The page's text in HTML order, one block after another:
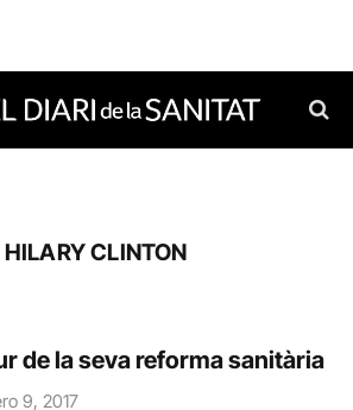
HILARY CLINTON
de la seva reforma sanitària
9, 2017